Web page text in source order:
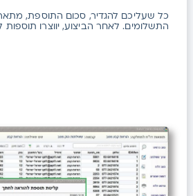
כל שעליכם להגדיר, סכום התוספת,
התשלומים. לאחר הביצוע, יווצרו